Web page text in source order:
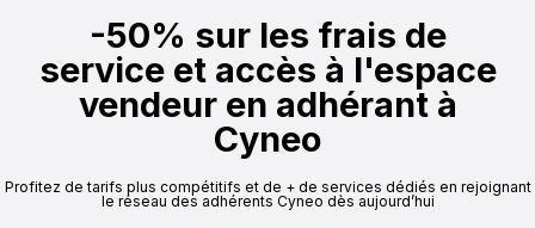
-50% sur les frais de
service et accès à l'espace
vendeur en adhérant à
Cyneo
Profitez de tarifs plus compétitifs et de + de services dédiés en rejoignant
le réseau des adhérents Cyneo dès aujourd’hui